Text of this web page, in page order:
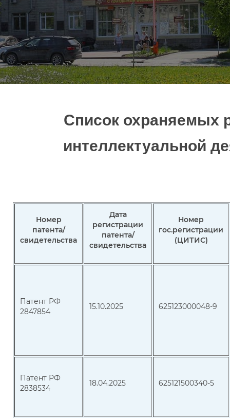
Список охраняемых
интеллектуальной
Номер
патента/
свидетельства
Дата
регистрации
патента/
свидетельства
Номер
гос.регистрации
(ЦИТИС)
Патент РФ
2847854
15.10.2025 625123000048-9
Патент РФ
2838534
18.04.2025 625121500340-5